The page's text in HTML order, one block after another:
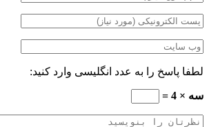
لطفا پاسخ را به عدد انگلیسی وارد کنید:
سه × 4 =